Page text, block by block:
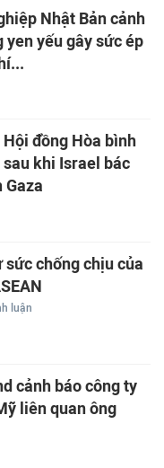
Nhật Bản cảnh
yen yếu gây sức ép
đồng Hòa bình
sau khi Israel bác
Gaza
sức chống chịu của
luận
cảnh báo công ty
liên quan ông